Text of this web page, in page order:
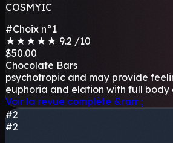
COSMYIC
#Choix n°1
★ ★ ★ ★ ★ 9.2 /10
$50.00
Chocolate Bars
psychotropic and may provide
euphoria and elation with full body
Voir la revue complète &rarr ;
#2
#2